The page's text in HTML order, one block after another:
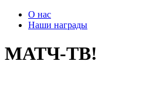
О нас
Наши награды
МАТЧ-ТВ!